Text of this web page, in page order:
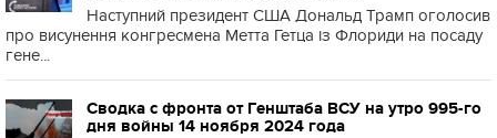
Наступний президент США Дональд Трамп оголосив
про висунення конгресмена Метта Гетца із Флориди на посаду
гене...
Сводка с фронта от Генштаба ВСУ на утро 995-го
дня войны 14 ноября 2024 года